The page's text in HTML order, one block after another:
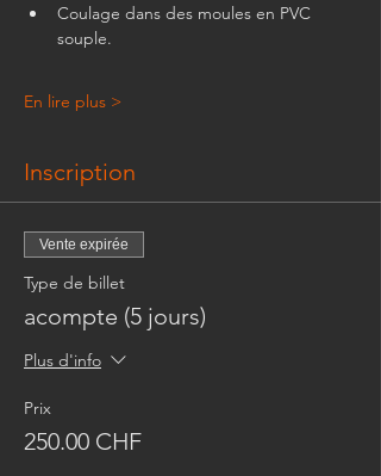
Coulage dans des moules en PVC
souple.
En lire plus >
Inscription
Vente expirée
Type de billet
acompte (5 jours)
Plus d'info
Prix
250.00 CHF